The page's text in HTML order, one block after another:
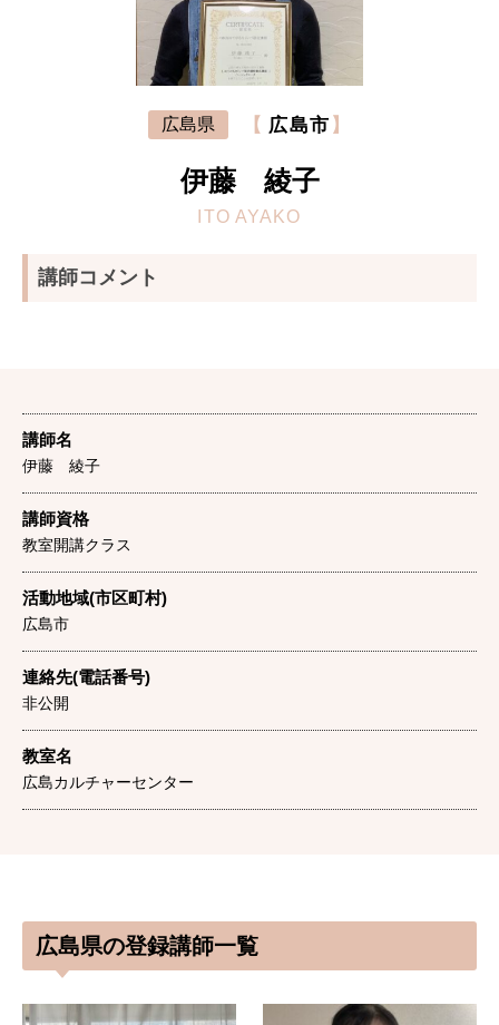
広島県 【 広島市 】
伊藤 綾子
ITO AYAKO
講師コメント
講師名
伊藤 綾子
講師資格
教室開講クラス
活動地域(市区町村)
広島市
連絡先(電話番号)
非公開
教室名
広島カルチャーセンター
広島県の登録講師一覧